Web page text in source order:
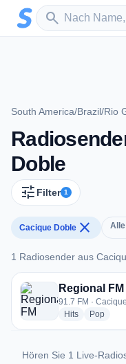
Zum Hauptinhalt springen
search
Sender suchen
South America/Brazil/Rio
Doble
tune Filter 1
Cacique Doble close
1 Radiosender aus
1 Radiosender aus
Regional FM
91.7 FM ·
Hitsradio stations
Popradio
Hören Sie 1 Live-